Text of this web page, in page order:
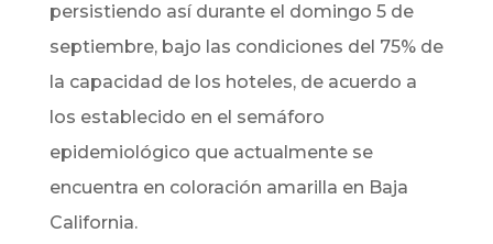
persistiendo así durante el domingo 5 de
septiembre, bajo las condiciones del 75% de
la capacidad de los hoteles, de acuerdo a
los establecido en el semáforo
epidemiológico que actualmente se
encuentra en coloración amarilla en Baja
California.